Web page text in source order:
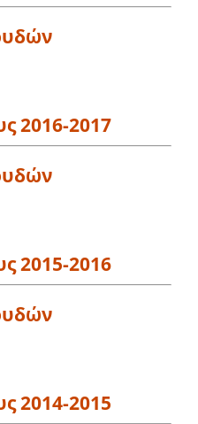
2016-2017
2015-2016
2014-2015